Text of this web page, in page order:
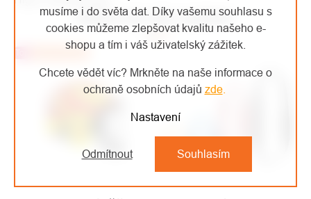
musíme i do světa dat. Díky vašemu souhlasu s
cookies můžeme zlepšovat kvalitu našeho e-
shopu a tím i váš uživatelský zážitek.
Chcete vědět víc? Mrkněte na naše informace o
ochraně osobních údajů zde.
Nastavení
Odmítnout Souhlasím
MOHLO BY VÁS ZAJÍMAT
Doporučujeme